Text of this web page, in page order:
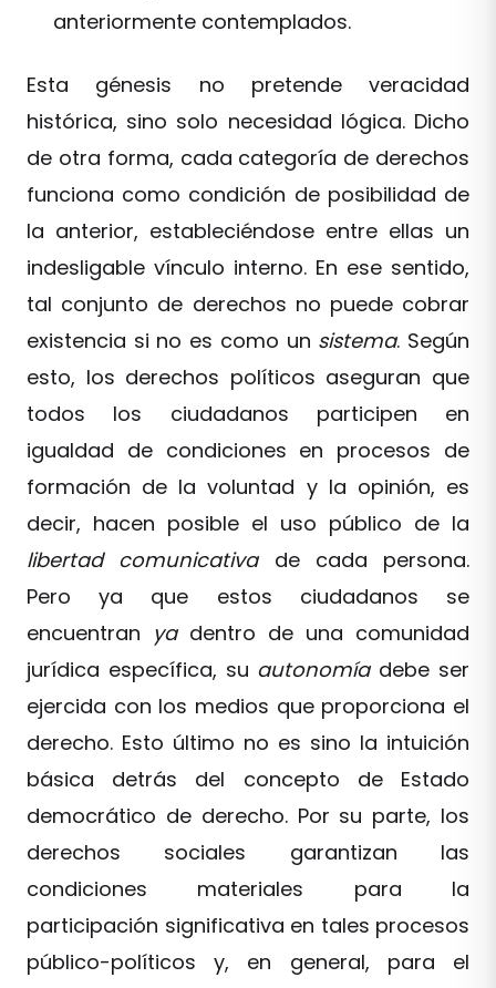
anteriormente contemplados.
Esta génesis no pretende veracidad
histórica, sino solo necesidad lógica. Dicho
de otra forma, cada categoría de derechos
funciona como condición de posibilidad de
la anterior, estableciéndose entre ellas un
indesligable vínculo interno. En ese sentido,
tal conjunto de derechos no puede cobrar
existencia si no es como un sistema. Según
esto, los derechos políticos aseguran que
todos los ciudadanos participen en
igualdad de condiciones en procesos de
formación de la voluntad y la opinión, es
decir, hacen posible el uso público de la
libertad comunicativade cada persona.
Pero ya que estos ciudadanos se
encuentran yadentro de una comunidad
jurídica específica, su autonomíadebe ser
ejercida con los medios que proporciona el
derecho. Esto último no es sino la intuición
básica detrás del concepto de Estado
democrático de derecho. Por su parte, los
derechos sociales garantizan las
condiciones materiales para la
participación significativa en tales procesos
público-políticos y, en general, para el